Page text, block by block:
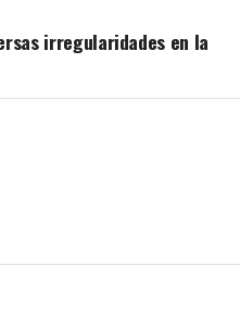
irregularidades en la